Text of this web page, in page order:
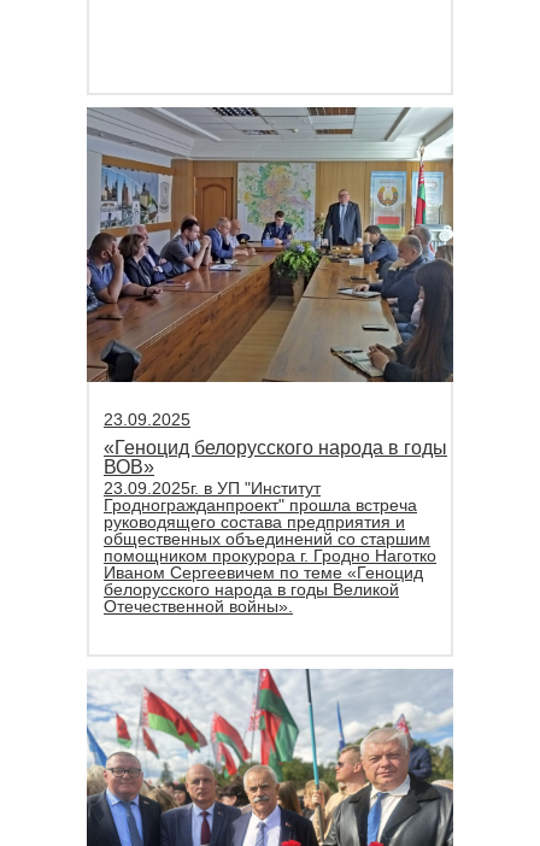
23.09.2025г. в УП "Институт
Гродногражданпроект" прошла встреча
руководящего состава предприятия и
общественных объединений со старшим
помощником прокурора г. Гродно Наготко
Иваном Сергеевичем по теме «Геноцид
белорусского народа в годы Великой
Отечественной войны».
«Геноцид белорусского народа в годы
ВОВ»
23.09.2025